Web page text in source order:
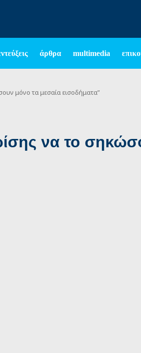
άρθρα multimedia
μόνο τα μεσαία εισοδήματα”
να το